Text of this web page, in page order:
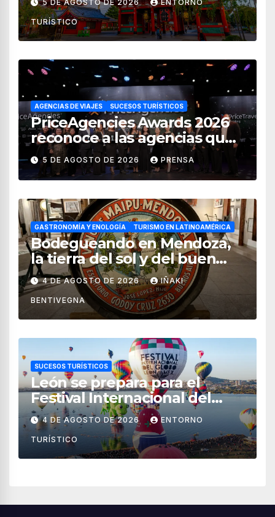
de 2026
5 DE AGOSTO DE 2026 ENTORNO
TURÍSTICO
AGENCIAS DE VIAJES SUCESOS TURÍSTICOS
PriceAgencies Awards 2026
reconoce a las agencias que
impulsan el crecimiento del
turismo en México
5 DE AGOSTO DE 2026 PRENSA
GASTRONOMÍA Y ENOLOGÍA TURISMO EN LATINOAMÉRICA
Bodegueando en Mendoza,
la tierra del sol y del buen
vino
4 DE AGOSTO DE 2026 IÑAKI
BENTIVEGNA
SUCESOS TURÍSTICOS
León se prepara para el
Festival Internacional del
Globo 2026 con pilotos de 25
países
4 DE AGOSTO DE 2026 ENTORNO
TURÍSTICO